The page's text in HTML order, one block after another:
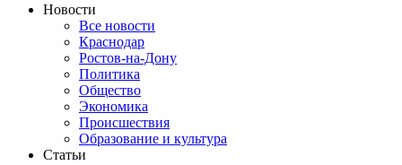
Новости
Все новости
Краснодар
Ростов-на-Дону
Политика
Общество
Экономика
Происшествия
Образование и культура
Статьи